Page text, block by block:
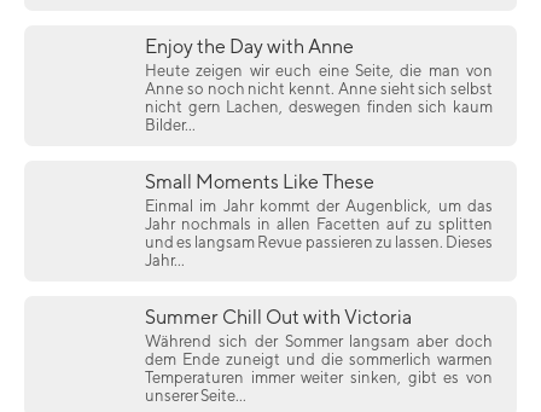
Enjoy the Day with Anne
Heute zeigen wir euch eine Seite, die man von
Anne so noch nicht kennt. Anne sieht sich selbst
nicht gern Lachen, deswegen finden sich kaum
Bilder...
Small Moments Like These
Einmal im Jahr kommt der Augenblick, um das
Jahr nochmals in allen Facetten auf zu splitten
und es langsam Revue passieren zu lassen. Dieses
Jahr...
Summer Chill Out with Victoria
Während sich der Sommer langsam aber doch
dem Ende zuneigt und die sommerlich warmen
Temperaturen immer weiter sinken, gibt es von
unserer Seite...